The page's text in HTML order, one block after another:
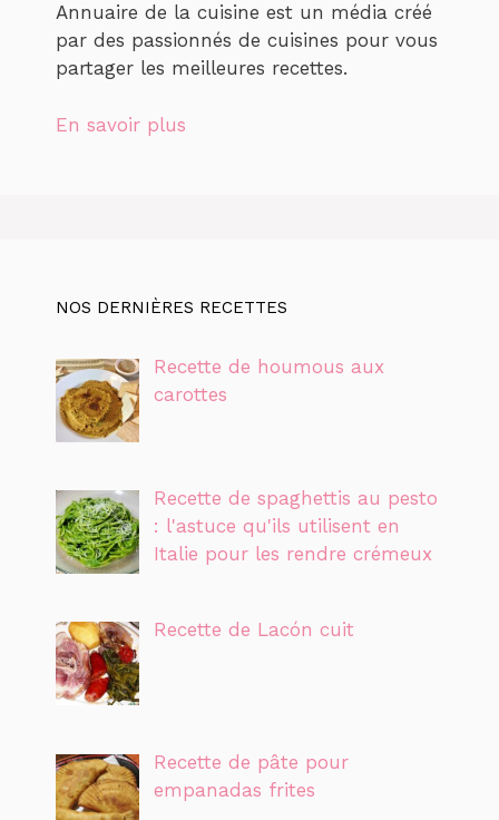
Annuaire de la cuisine est un média créé
par des passionnés de cuisines pour vous
partager les meilleures recettes.
En savoir plus
NOS DERNIÈRES RECETTES
Recette de houmous aux
carottes
Recette de spaghettis au pesto
: l'astuce qu'ils utilisent en
Italie pour les rendre crémeux
Recette de Lacón cuit
Recette de pâte pour
empanadas frites